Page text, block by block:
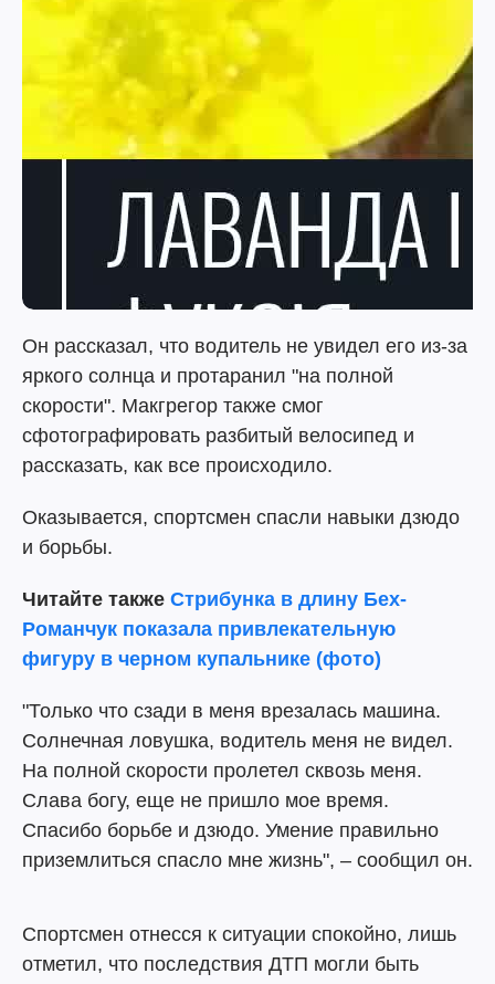
Он рассказал, что водитель не увидел его из-за
яркого солнца и протаранил "на полной
скорости". Макгрегор также смог
сфотографировать разбитый велосипед и
рассказать, как все происходило.
Оказывается, спортсмен спасли навыки дзюдо
и борьбы.
Читайте также Стрибунка в длину Бех-
Романчук показала привлекательную
фигуру в черном купальнике (фото)
"Только что сзади в меня врезалась машина.
Солнечная ловушка, водитель меня не видел.
На полной скорости пролетел сквозь меня.
Слава богу, еще не пришло мое время.
Спасибо борьбе и дзюдо. Умение правильно
приземлиться спасло мне жизнь", – сообщил он.
Спортсмен отнесся к ситуации спокойно, лишь
отметил, что последствия ДТП могли быть